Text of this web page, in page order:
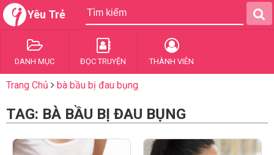
Yêu Trẻ
DANH MỤC ĐỌC TRUYỆN THÀNH VIÊN
Trang Chủ bà bầu bị đau bụng
TAG: BÀ BẦU BỊ ĐAU BỤNG